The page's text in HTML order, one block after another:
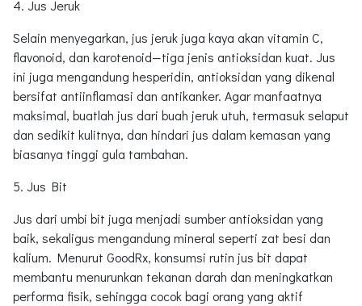
4. Jus Jeruk
Selain menyegarkan, jus jeruk juga kaya akan vitamin C,
flavonoid, dan karotenoid—tiga jenis antioksidan kuat. Jus
ini juga mengandung hesperidin, antioksidan yang dikenal
bersifat antiinflamasi dan antikanker. Agar manfaatnya
maksimal, buatlah jus dari buah jeruk utuh, termasuk selaput
dan sedikit kulitnya, dan hindari jus dalam kemasan yang
biasanya tinggi gula tambahan.
5. Jus Bit
Jus dari umbi bit juga menjadi sumber antioksidan yang
baik, sekaligus mengandung mineral seperti zat besi dan
kalium. Menurut GoodRx, konsumsi rutin jus bit dapat
membantu menurunkan tekanan darah dan meningkatkan
performa fisik, sehingga cocok bagi orang yang aktif